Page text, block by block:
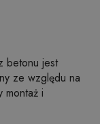
betonu jest
ze względu na
montaż i